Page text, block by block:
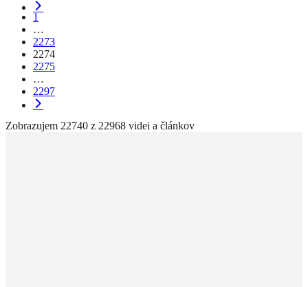
1
…
2273
2274
2275
…
2297
Zobrazujem 22740 z 22968 videi a článkov